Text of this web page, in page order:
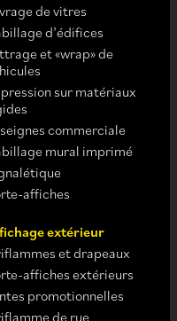
de vitres
d’édifices
et «wrap» de
sur matériaux
commerciale
mural imprimé
affiches
extérieur
et drapeaux
affiches extérieurs
promotionnelles
de rue